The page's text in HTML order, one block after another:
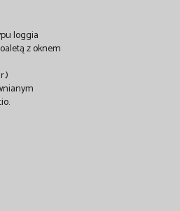
loggia
z oknem